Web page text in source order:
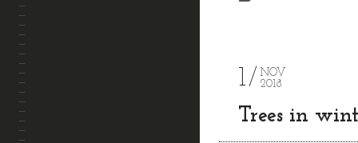
1
NOV
2018
Trees in